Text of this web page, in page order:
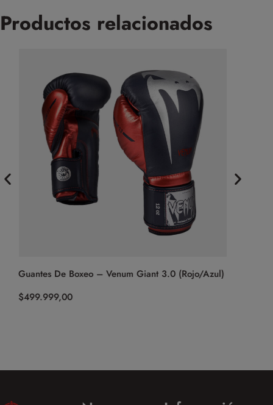
Productos relacionados
Guantes De Boxeo – Venum Giant 3.0 (Rojo/Azul)
$499.999,00